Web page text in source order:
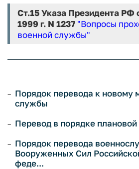
Ст.15Указа Президента РФ
1999 г. N 1237 "Вопросы
военной службы"
Порядок перевода к новому
службы
Перевод в порядке
Порядок перевода
Вооруженных Сил
феде...